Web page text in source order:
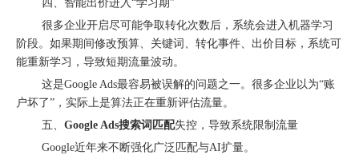
四、智能出价进入“学习期”
很多企业开启尽可能争取转化次数后，系统会进入机器学习
阶段。如果期间修改预算、关键词、转化事件、出价目标，系统可
能重新学习，导致短期流量波动。
这是Google Ads最容易被误解的问题之一。很多企业以为“账
户坏了”，实际上是算法正在重新评估流量。
五、 Google Ads搜索词匹配失控，导致系统限制流量
Google近年来不断强化广泛匹配与AI扩量。